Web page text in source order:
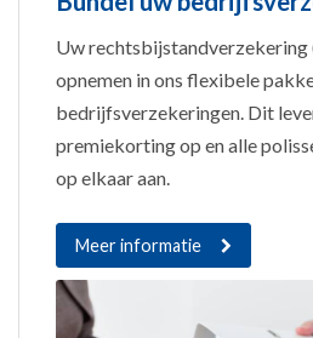
Uw
opnemen in ons flexibele
bedrijfsverzekeringen. Dit
premiekorting op en alle
op elkaar aan.
Meer informatie